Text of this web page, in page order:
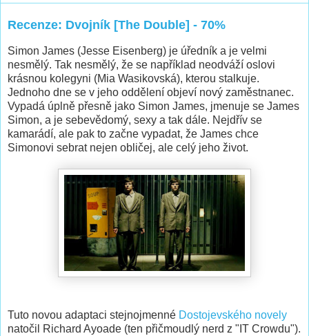
Recenze: Dvojník [The Double] - 70%
Simon James (Jesse Eisenberg) je úředník a je velmi
nesmělý. Tak nesmělý, že se například neodváží oslovi
krásnou kolegyni (Mia Wasikovská), kterou stalkuje.
Jednoho dne se v jeho oddělení objeví nový zaměstnanec.
Vypadá úplně přesně jako Simon James, jmenuje se James
Simon, a je sebevědomý, sexy a tak dále. Nejdřív se
kamarádí, ale pak to začne vypadat, že James chce
Simonovi sebrat nejen obličej, ale celý jeho život.
Tuto novou adaptaci stejnojmenné Dostojevského novely
natočil Richard Ayoade (ten přičmoudlý nerd z "IT Crowdu").